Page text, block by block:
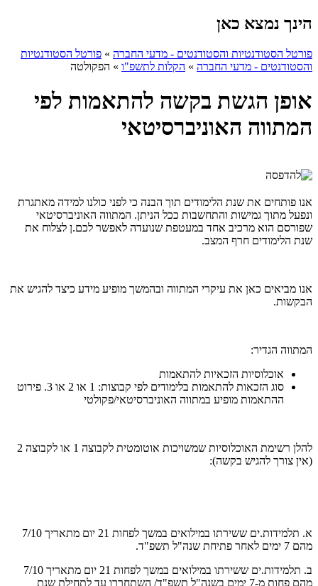
הינך נמצא כאן
פורטל הסטודנטיות והסטודנטים - מדעי החברה » פורטל הסטודנטיות
והסטודנטים - מדעי החברה » הקלות לתשפ"ו » הפקולטה
אופן הגשת בקשה להתאמות לפי
המתווה האוניברסיטאי
אנו פותחים את שנת הלימודים תוך הבנה כי לפני כולנו למידה מאתגרת
ונפעל מתוך גמישות והתחשבות ככל הניתן. המתווה האוניברסיטאי
שפורסם הוא מרכיב אחד במעטפת שנועדה לאפשר לכם.ן לצלוח את
שנת הלימודים חרף המצב.
אנו מביאים כאן את עיקרי המתווה ובהמשך מופיע מידע כיצד להגיש את
הבקשות.
המתווה הגדיר:
אוכלוסיות הזכאיות להתאמות
סוג הזכאות להתאמות בלימודים לפי קבוצות: 1 או 2 או 3. פירוט
ההתאמות מופיע במתווה האוניברסיטאי/פקולטי
להלן רשימת האוכלוסיות שמשויכות אוטומטית לקבוצה 1 או לקבוצה 2
(אין צורך להגיש בקשה):
א. תלמידות.ים ששירתו במילואים במשך לפחות 21 יום מתאריך 7/10
מהם 7 ימים לאחר פתיחת שנה"ל תשפ"ד.
ב. תלמידות.ים ששירתו במילואים במשך לפחות 21 יום מתאריך 7/10
מהם פחות מ-7 ימים בשנה"ל תשפ"ד/ השתחררו עד לתחילת שנת